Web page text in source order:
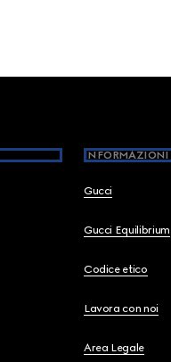
Gucci
Gucci Equilibrium
Codice etico
Lavora con noi
Area Legale